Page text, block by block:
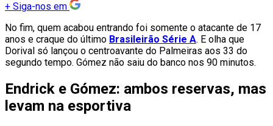
+ Siga-nos em
No fim, quem acabou entrando foi somente o atacante de 17
anos e craque do último Brasileirão Série A. E olha que
Dorival só lançou o centroavante do Palmeiras aos 33 do
segundo tempo. Gómez não saiu do banco nos 90 minutos.
Endrick e Gómez: ambos reservas, mas
levam na esportiva